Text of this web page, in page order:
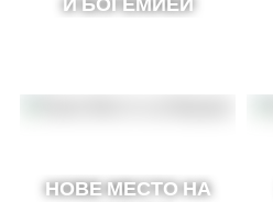
НОВЕ МЕСТО НА